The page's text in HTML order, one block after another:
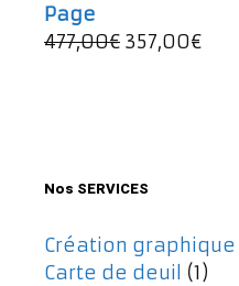
était :
197,00€.
est :
Page
477,00€ Le
357,00€Le
Nos SERVICES
Création graphique
Carte de deuil (1)